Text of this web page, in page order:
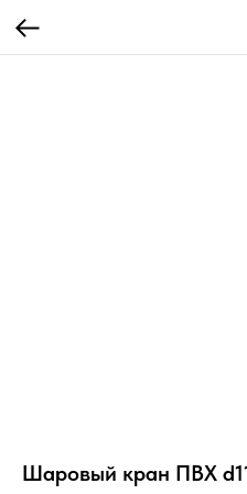
Шаровый кран ПВХ